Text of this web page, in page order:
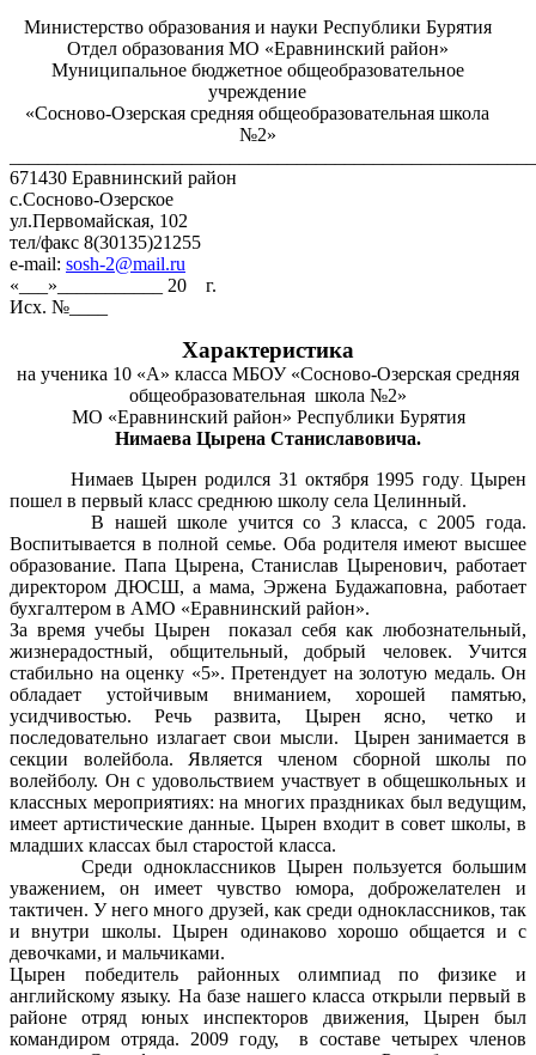
Министерство образования и науки Республики Бурятия
Отдел образования МО «Еравнинский район»
Муниципальное бюджетное общеобразовательное
учреждение
«Сосново-Озерская средняя общеобразовательная школа
№2»
671430 Еравнинский район
с.Сосново-Озерское
ул.Первомайская, 102
тел/факс 8(30135)21255
е-mail: sosh-2@mail.ru
«___»___________ 20 г.
Исх. №____
Характеристика
на ученика 10 «А» класса МБОУ «Сосново-Озерская средняя
общеобразовательная школа №2»
МО «Еравнинский район» Республики Бурятия
Нимаева Цырена Станиславовича.
Нимаев Цырен родился 31 октября 1995 году. Цырен
пошел в первый класс среднюю школу села Целинный.
В нашей школе учится со 3 класса, с 2005 года.
Воспитывается в полной семье. Оба родителя имеют высшее
образование. Папа Цырена, Станислав Цыренович, работает
директором ДЮСШ, а мама, Эржена Будажаповна, работает
бухгалтером в АМО «Еравнинский район».
За время учебы Цырен показал себя как любознательный,
жизнерадостный, общительный, добрый человек. Учится
стабильно на оценку «5». Претендует на золотую медаль. Он
обладает устойчивым вниманием, хорошей памятью,
усидчивостью. Речь развита, Цырен ясно, четко и
последовательно излагает свои мысли. Цырен занимается в
секции волейбола. Является членом сборной школы по
волейболу. Он с удовольствием участвует в общешкольных и
классных мероприятиях: на многих праздниках был ведущим,
имеет артистические данные. Цырен входит в совет школы, в
младших классах был старостой класса.
Среди одноклассников Цырен пользуется большим
уважением, он имеет чувство юмора, доброжелателен и
тактичен. У него много друзей, как среди одноклассников, так
и внутри школы. Цырен одинаково хорошо общается и с
девочками, и мальчиками.
Цырен победитель районных олимпиад по физике и
английскому языку. На базе нашего класса открыли первый в
районе отряд юных инспекторов движения, Цырен был
командиром отряда. 2009 году, в составе четырех членов